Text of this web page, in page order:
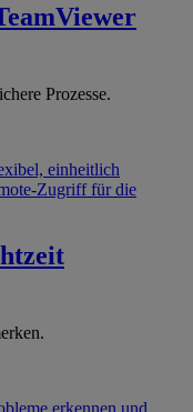
Prozesse.
einheitlich
Zugriff für die